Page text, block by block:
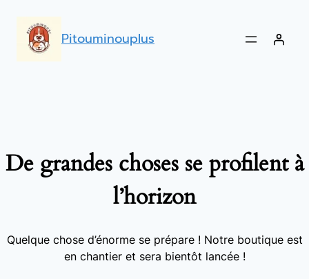
Pitouminouplus
De grandes choses se profilent à
l’horizon
Quelque chose d’énorme se prépare ! Notre boutique est
en chantier et sera bientôt lancée !